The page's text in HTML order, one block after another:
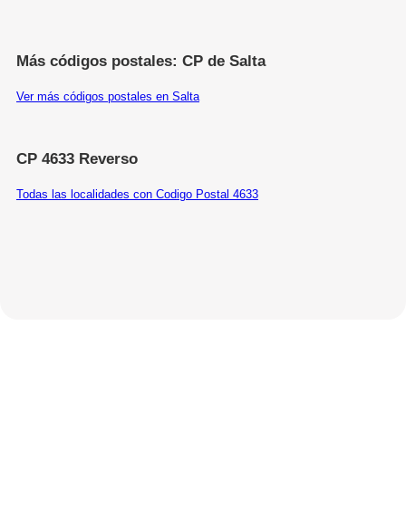
Más códigos postales: CP de Salta
Ver más códigos postales en Salta
CP 4633 Reverso
Todas las localidades con Codigo Postal 4633